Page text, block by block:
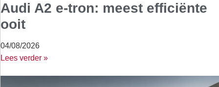
Audi A2 e-tron: meest efficiënte
ooit
04/08/2026
Lees verder »